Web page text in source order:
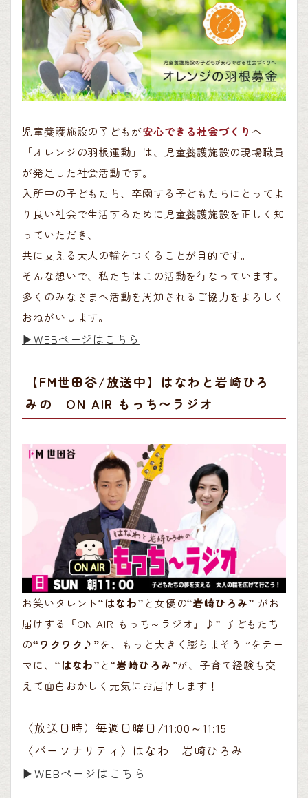
児童養護施設の子どもが安心できる社会づくり へ
「オレンジの羽根運動」は、児童養護施設の現場職員
が発足した社会活動です。
入所中の子どもたち、卒園する子どもたちにとってよ
り良い社会で生活するために児童養護施設を正しく知
っていただき、
共に支える大人の輪をつくることが目的です。
そんな想いで、私たちはこの活動を行なっています。
多くのみなさまへ活動を周知されるご協力をよろしく
おねがいします。
▶︎WEBページはこちら
【FM世田谷/放送中】はなわと岩崎ひろ
みの ON AIR もっち〜ラジオ
お笑いタレント“はなわ” と女優の“岩崎ひろみ” がお
届けする『ON AIR もっち～ラジオ』♪” 子どもたち
の“ワクワク♪”を、もっと大きく膨らまそう ”をテー
マに、 “はなわ” と“岩崎ひろみ”が、子育て経験も交
えて面白おかしく元気にお届けします！
〈放送日時）毎週日曜日/11:00～11:15
〈パーソナリティ〉はなわ 岩崎ひろみ
▶︎WEBページはこちら